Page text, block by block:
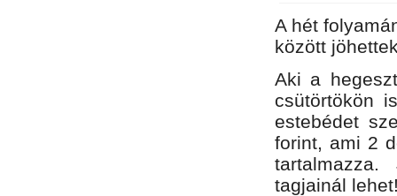
A hét
között
Aki a
csütörtökön
estebédet
forint, ami 2
tartalmazza.
tagjainál